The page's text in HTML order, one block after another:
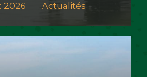
2026 Actualités